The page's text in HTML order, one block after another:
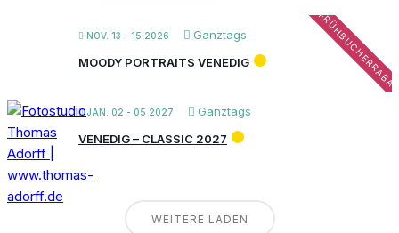
NOV. 13 - 15 2026 Ganztags
MOODY PORTRAITS VENEDIG
JAN. 02 - 05 2027
Ganztags
VENEDIG – CLASSIC 2027
WEITERE LADEN